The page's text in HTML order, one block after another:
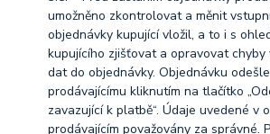
umožněno zkontrolovat a měnit
objednávky kupující vložil, a to i s
kupujícího zjišťovat a opravovat
dat do objednávky. Objednávku
prodávajícímu kliknutím na tlačítko
zavazující k platbě“. Údaje uvedené v
prodávajícím považovány za správné.